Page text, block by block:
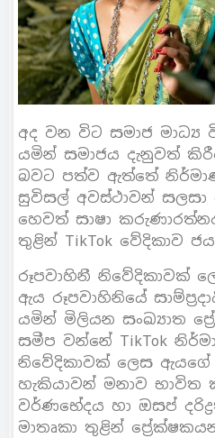
අද වන විට සමාජ මාධ්‍ය
යමින් සමාජය දැනුවත්
බවට පත්ව ඇත්තේ
සුවිසල් අවස්ථාවන් සලසා
හෙවත් සාෂා
තුළින් TikTok වේදිකාව
රූපවාහිනී නිවේදිකාවක්
ඇය රූපවාහිනියේ
යමින් මිලියන සංඛ්‍යාත
සමීප වන්නේ TikTok
නිවේදිකාවක් ලෙස ඇයගේ
හැකියාවන් මනාව භාවිත
වර්ණභේදය හා ඔසප්
මාතෘකා තුළින්